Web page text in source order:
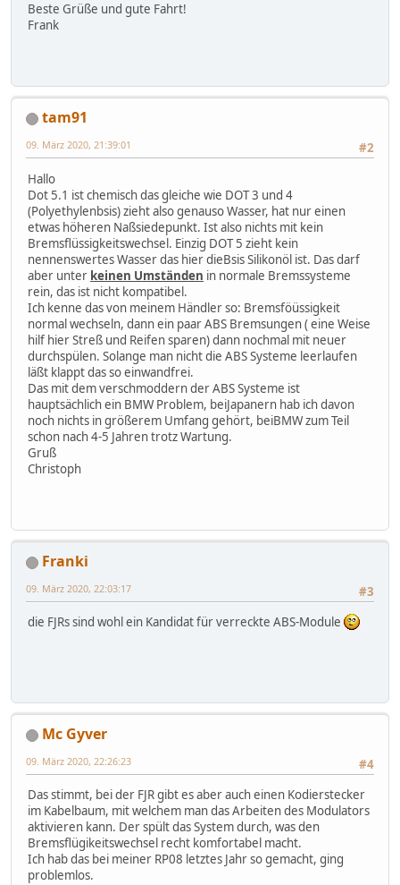
Beste Grüße und gute Fahrt!
Frank
tam91
#2
09. März 2020, 21:39:01
Hallo
Dot 5.1 ist chemisch das gleiche wie DOT 3 und 4
(Polyethylenbsis) zieht also genauso Wasser, hat nur einen
etwas höheren Naßsiedepunkt. Ist also nichts mit kein
Bremsflüssigkeitswechsel. Einzig DOT 5 zieht kein
nennenswertes Wasser das hier dieBsis Silikonöl ist. Das darf
aber unter keinen Umständen in normale Bremssysteme
rein, das ist nicht kompatibel.
Ich kenne das von meinem Händler so: Bremsföüssigkeit
normal wechseln, dann ein paar ABS Bremsungen ( eine Weise
hilf hier Streß und Reifen sparen) dann nochmal mit neuer
durchspülen. Solange man nicht die ABS Systeme leerlaufen
läßt klappt das so einwandfrei.
Das mit dem verschmoddern der ABS Systeme ist
hauptsächlich ein BMW Problem, beiJapanern hab ich davon
noch nichts in größerem Umfang gehört, beiBMW zum Teil
schon nach 4-5 Jahren trotz Wartung.
Gruß
Christoph
Franki
#3
09. März 2020, 22:03:17
die FJRs sind wohl ein Kandidat für verreckte ABS-Module
Mc Gyver
#4
09. März 2020, 22:26:23
Das stimmt, bei der FJR gibt es aber auch einen Kodierstecker
im Kabelbaum, mit welchem man das Arbeiten des Modulators
aktivieren kann. Der spült das System durch, was den
Bremsflügikeitswechsel recht komfortabel macht.
Ich hab das bei meiner RP08 letztes Jahr so gemacht, ging
problemlos.